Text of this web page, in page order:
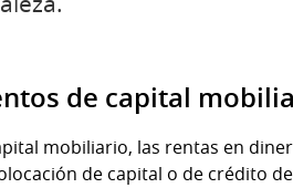
de capital
mobiliario, las rentas en
de capital o de crédito